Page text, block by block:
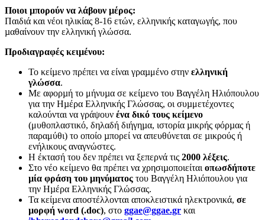
Ποιοι µπορούν να λάβουν µέρος:
Παιδιά και νέοι ηλικίας 8-16 ετών, ελληνικής καταγωγής, που
µαθαίνουν την ελληνική γλώσσα.
Προδιαγραφές κειµένου:
Το κείµενο πρέπει να είναι γραµμένο στην ελληνική
γλώσσα.
Με αφορµή το μήνυµα σε κείµενο του Βαγγέλη Ηλιόπουλου
για την Ηµέρα Ελληνικής Γλώσσας, οι συµμετέχοντες
καλούνται να γράψουν ένα δικό τους κείμενο
(μυθοπλαστικό, δηλαδή διήγηµα, ιστορία µικρής φόρµας ή
παραμύθι) το οποίο µπορεί να απευθύνεται σε µικρούς ή
ενήλικους αναγνώστες.
Η έκτασή του δεν πρέπει να ξεπερνά τις 2000 λέξεις.
Στο νέο κείµενο θα πρέπει να χρησιµοποιείται οπωσδήποτε
µία φράση του μηνύµατος του Βαγγέλη Ηλιόπουλου για
την Ηµέρα Ελληνικής Γλώσσας.
Τα κείµενα αποστέλλονται αποκλειστικά ηλεκτρονικά, σε
µορφή word (.doc), στο ggae@ggae.gr και